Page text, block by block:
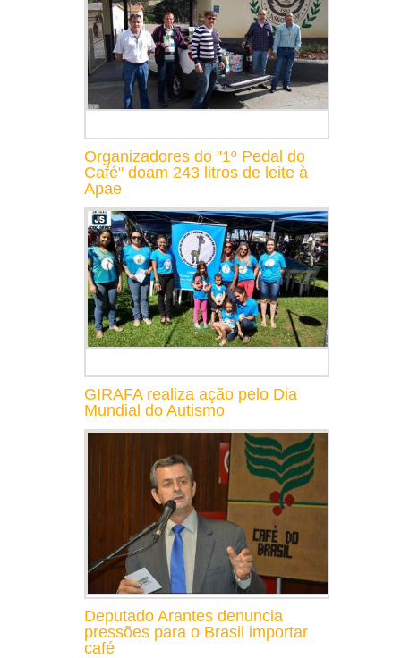
Organizadores do "1º Pedal do
Café" doam 243 litros de leite à
Apae
GIRAFA realiza ação pelo Dia
Mundial do Autismo
Deputado Arantes denuncia
pressões para o Brasil importar
café